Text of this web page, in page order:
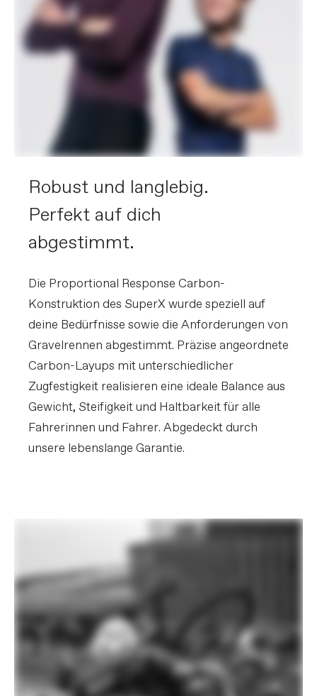
Robust und langlebig.
Perfekt auf dich
abgestimmt.
Die Proportional Response Carbon-
Konstruktion des SuperX wurde speziell auf
deine Bedürfnisse sowie die Anforderungen von
Gravelrennen abgestimmt. Präzise angeordnete
Carbon-Layups mit unterschiedlicher
Zugfestigkeit realisieren eine ideale Balance aus
Gewicht, Steifigkeit und Haltbarkeit für alle
Fahrerinnen und Fahrer. Abgedeckt durch
unsere lebenslange Garantie.